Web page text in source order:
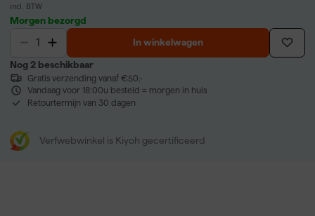
incl. BTW
Morgen bezorgd
In winkelwagen
Nog 2 beschikbaar
Gratis verzending vanaf €50,-
Vandaag voor 18:00u besteld = morgen in huis
Retourtermijn van 30 dagen
Verfwebwinkel is Kiyoh gecertificeerd